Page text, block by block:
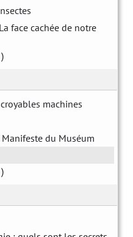
face cachée de notre
machines
Manifeste du Muséum